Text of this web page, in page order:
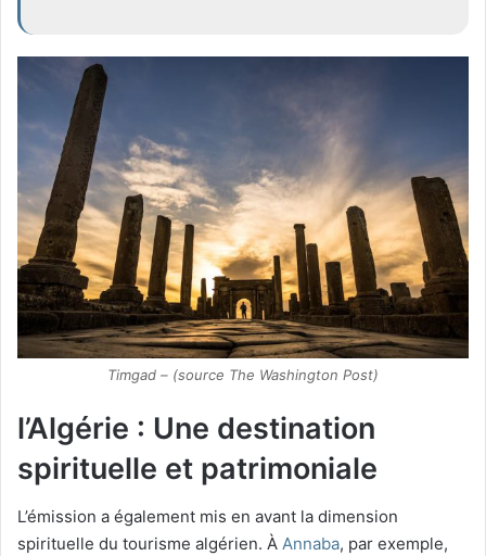
Timgad – (source The Washington Post)
l’Algérie : Une destination
spirituelle et patrimoniale
L’émission a également mis en avant la dimension
spirituelle du tourisme algérien. À Annaba, par exemple,